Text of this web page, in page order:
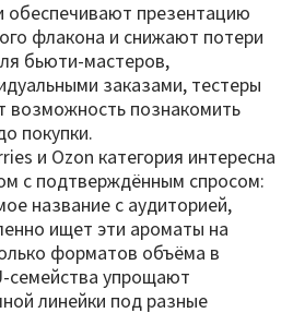
обеспечивают презентацию
флакона и снижают потери
бьюти-мастеров,
заказами, тестеры
возможность познакомить
покупки.
и Ozon категория интересна
с подтверждённым спросом:
название с аудиторией,
ищет эти ароматы на
форматов объёма в
семейства упрощают
линейки под разные